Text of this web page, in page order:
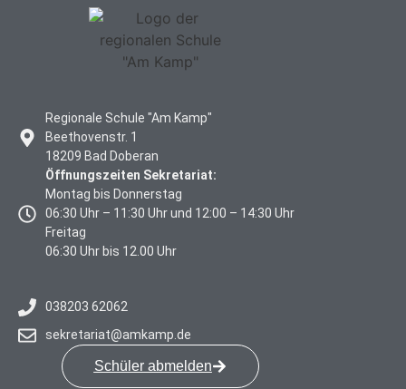
Regionale Schule "Am Kamp"
Beethovenstr. 1
18209 Bad Doberan
Öffnungszeiten Sekretariat:
Montag bis Donnerstag
06:30 Uhr – 11:30 Uhr und 12:00 – 14:30 Uhr
Freitag
06:30 Uhr bis 12.00 Uhr
038203 62062
sekretariat@amkamp.de
Schüler abmelden